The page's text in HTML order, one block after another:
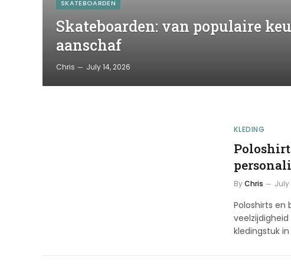
SKATEBOARDEN
Skateboarden: van populaire
aanschaf
Chris July 14, 2026
KLEDING
By Chris July
Poloshirts en
kledingstuk